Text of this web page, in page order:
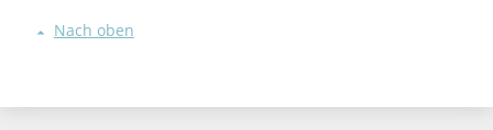
Nach oben